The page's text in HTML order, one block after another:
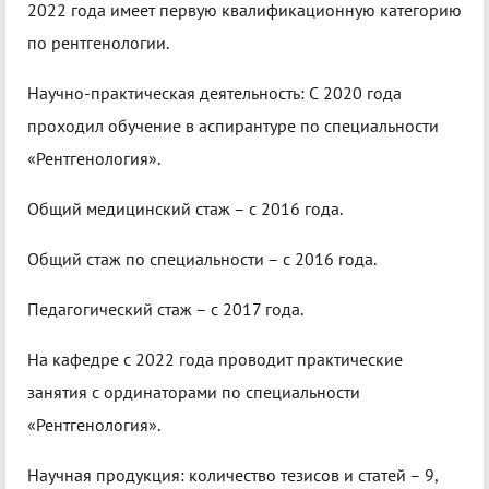
2022 года имеет первую квалификационную категорию
по рентгенологии.
Научно-практическая деятельность: С 2020 года
проходил обучение в аспирантуре по специальности
«Рентгенология».
Общий медицинский стаж – с 2016 года.
Общий стаж по специальности – с 2016 года.
Педагогический стаж – с 2017 года.
На кафедре с 2022 года проводит практические
занятия с ординаторами по специальности
«Рентгенология».
Научная продукция: количество тезисов и статей – 9,